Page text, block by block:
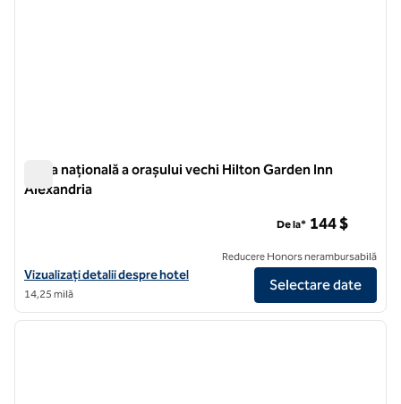
Sfera națională a orașului vechi Hilton Garden Inn
Alexandria
Vizualizați detaliile hotelului Hilton Garden Inn Alexandria Old Town
Vizualizați detalii despre hotel
14,25 milă
De la* 144 $
Reducere Honors nerambursabilă
Selectare date
1/12
1 din 12